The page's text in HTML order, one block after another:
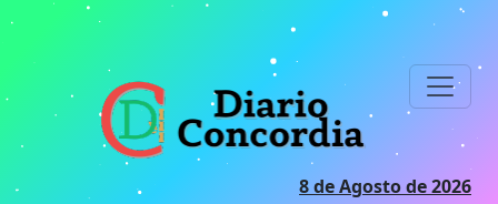
contenido
principal
8 de Agosto de 2026